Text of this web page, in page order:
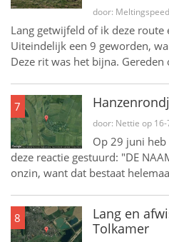
door:
Lang getwijfeld of ik deze route
Uiteindelijk een 9 geworden,
Deze rit was het bijna. Gereden
7
door: Nettie op
Op 29 juni
deze reactie gestuurd: "DE
onzin, want dat bestaat
8
Lang en
Tolkamer